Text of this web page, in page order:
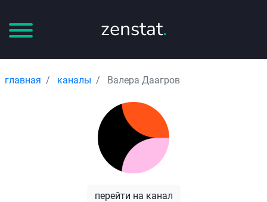
zenstat.
главная каналы Валера Даагров
перейти на канал